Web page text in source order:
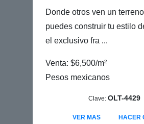
Donde otros ven un
puedes construir tu estilo
el exclusivo fra ...
Venta: $6,500/m²
Pesos mexicanos
Clave: OLT-4429
VER MAS HACER